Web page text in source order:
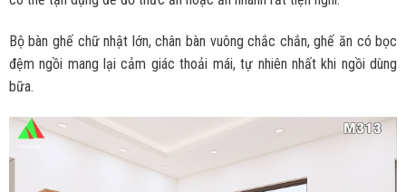
Bộ bàn ghế chữ nhật lớn, chân bàn vuông chắc chắn, ghế ăn có bọc
đệm ngồi mang lại cảm giác thoải mái, tự nhiên nhất khi ngồi dùng
bữa.